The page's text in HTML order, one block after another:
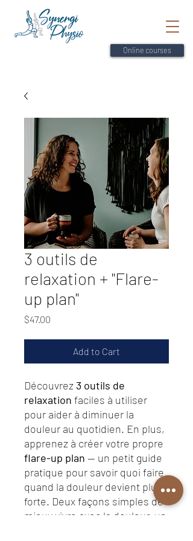
Online courses
3 outils de
relaxation + "Flare-
up plan"
$47.00
Add to Cart
Découvrez 3 outils de
relaxation faciles à utiliser
pour aider à diminuer la
douleur au quotidien. En plus,
apprenez à créer votre propre
flare-up plan — un petit guide
pratique pour savoir quoi faire
quand la douleur devient plus
forte. Deux façons simples de
mieux vivre avec la douleur, un